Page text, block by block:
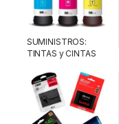
SUMINISTROS:
TINTAS y CINTAS